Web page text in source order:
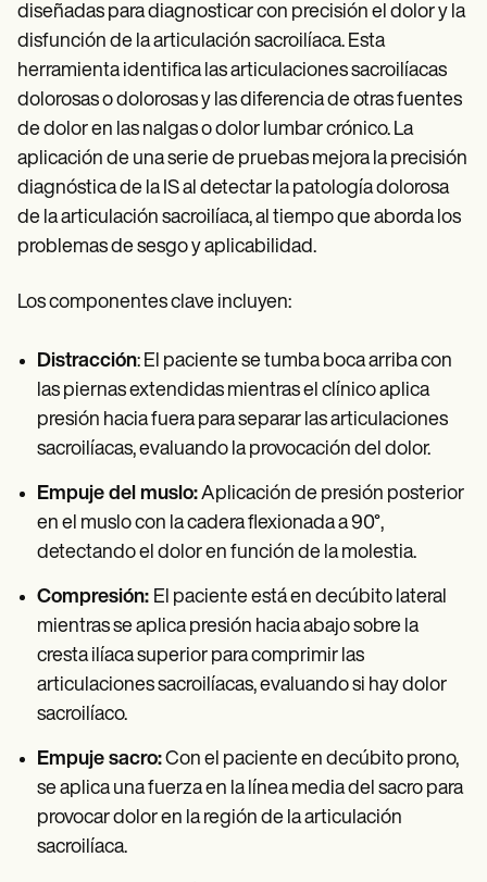
diseñadas para diagnosticar con precisión el dolor y la
disfunción de la articulación sacroilíaca. Esta
herramienta identifica las articulaciones sacroilíacas
dolorosas o dolorosas y las diferencia de otras fuentes
de dolor en las nalgas o dolor lumbar crónico. La
aplicación de una serie de pruebas mejora la precisión
diagnóstica de la IS al detectar la patología dolorosa
de la articulación sacroilíaca, al tiempo que aborda los
problemas de sesgo y aplicabilidad.
Los componentes clave incluyen:
Distracción: El paciente se tumba boca arriba con
las piernas extendidas mientras el clínico aplica
presión hacia fuera para separar las articulaciones
sacroilíacas, evaluando la provocación del dolor.
Empuje del muslo:Aplicación de presión posterior
en el muslo con la cadera flexionada a 90°,
detectando el dolor en función de la molestia.
Compresión: El paciente está en decúbito lateral
mientras se aplica presión hacia abajo sobre la
cresta ilíaca superior para comprimir las
articulaciones sacroilíacas, evaluando si hay dolor
sacroilíaco.
Empuje sacro:Con el paciente en decúbito prono,
se aplica una fuerza en la línea media del sacro para
provocar dolor en la región de la articulación
sacroilíaca.